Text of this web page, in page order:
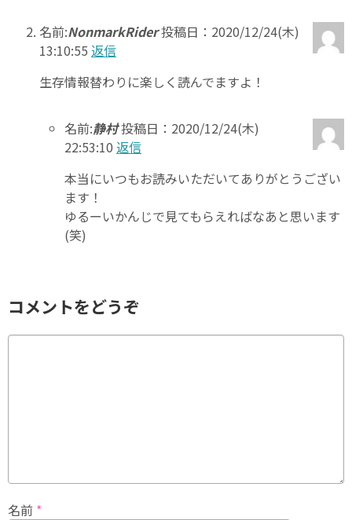
名前:NonmarkRider投稿日：2020/12/24(木)
13:10:55 返信
生存情報替わりに楽しく読んでますよ！
名前:静村投稿日：2020/12/24(木)
22:53:10 返信
本当にいつもお読みいただいてありがとうござい
ます！
ゆるーいかんじで見てもらえればなあと思います
(笑)
コメントをどうぞ
名前 *